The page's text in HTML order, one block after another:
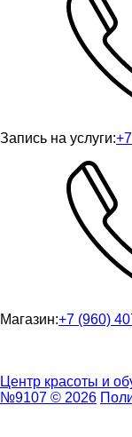
Запись на услуги:
Магазин:+7 (960)
Центр красоты и
№9107 © 2026